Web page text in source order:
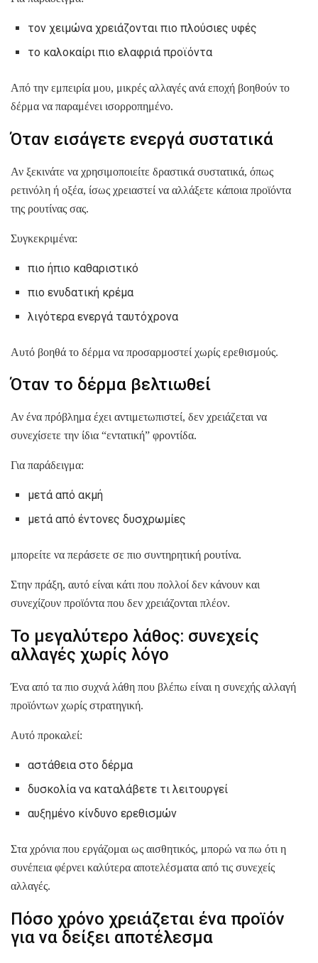
τον χειμώνα χρειάζονται πιο πλούσιες υφές
το καλοκαίρι πιο ελαφριά προϊόντα
Από την εμπειρία μου, μικρές αλλαγές ανά εποχή βοηθούν το
δέρμα να παραμένει ισορροπημένο.
Όταν εισάγετε ενεργά συστατικά
Αν ξεκινάτε να χρησιμοποιείτε δραστικά συστατικά, όπως
ρετινόλη ή οξέα, ίσως χρειαστεί να αλλάξετε κάποια προϊόντα
της ρουτίνας σας.
Συγκεκριμένα:
πιο ήπιο καθαριστικό
πιο ενυδατική κρέμα
λιγότερα ενεργά ταυτόχρονα
Αυτό βοηθά το δέρμα να προσαρμοστεί χωρίς ερεθισμούς.
Όταν το δέρμα βελτιωθεί
Αν ένα πρόβλημα έχει αντιμετωπιστεί, δεν χρειάζεται να
συνεχίσετε την ίδια “εντατική” φροντίδα.
Για παράδειγμα:
μετά από ακμή
μετά από έντονες δυσχρωμίες
μπορείτε να περάσετε σε πιο συντηρητική ρουτίνα.
Στην πράξη, αυτό είναι κάτι που πολλοί δεν κάνουν και
συνεχίζουν προϊόντα που δεν χρειάζονται πλέον.
Το μεγαλύτερο λάθος: συνεχείς
αλλαγές χωρίς λόγο
Ένα από τα πιο συχνά λάθη που βλέπω είναι η συνεχής αλλαγή
προϊόντων χωρίς στρατηγική.
Αυτό προκαλεί:
αστάθεια στο δέρμα
δυσκολία να καταλάβετε τι λειτουργεί
αυξημένο κίνδυνο ερεθισμών
Στα χρόνια που εργάζομαι ως αισθητικός, μπορώ να πω ότι η
συνέπεια φέρνει καλύτερα αποτελέσματα από τις συνεχείς
αλλαγές.
Πόσο χρόνο χρειάζεται ένα προϊόν
για να δείξει αποτέλεσμα